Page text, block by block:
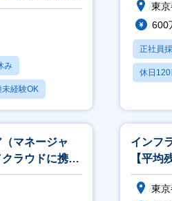
モートワーク
み
未経験OK
東
600
正社員
休日120
マネージャ
ラウドに携わ
インフ
【平均
クラウ
東